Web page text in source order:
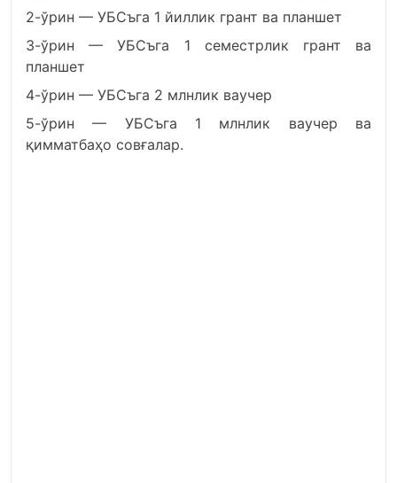
2-ўрин — УБСъга 1 йиллик грант ва планшет
3-ўрин — УБСъга 1 семестрлик грант ва
планшет
4-ўрин — УБСъга 2 млнлик ваучер
5-ўрин — УБСъга 1 млнлик ваучер ва
қимматбаҳо совғалар.